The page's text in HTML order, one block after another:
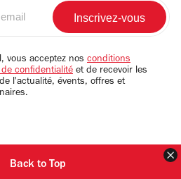
vous acceptez nos conditions
de confidentialité et de recevoir les
l'actualité, évents, offres et
Back to Top